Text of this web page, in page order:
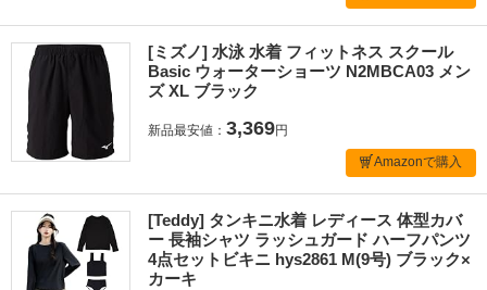
[ミズノ] 水泳 水着 フィットネス スクール
Basic ウォーターショーツ N2MBCA03 メン
ズ XL ブラック
新品最安値： 3,369円
Amazonで購入
[Teddy] タンキニ水着 レディース 体型カバ
ー 長袖シャツ ラッシュガード ハーフパンツ
4点セットビキニ hys2861 M(9号) ブラック×
カーキ